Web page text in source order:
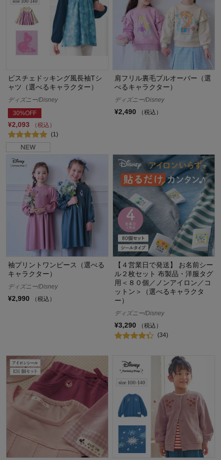
ビスチェドッキング風長袖Tシ
ャツ（選べるキャラクター）
ディズニー/Disney
30%OFF
¥2,093
（税込）
(1)
肩フリル裏毛プルオーバー（選
べるキャラクター）
ディズニー/Disney
¥2,490 （税込）
袖プリントワンピース（選べる
キャラクター）
ディズニー/Disney
¥2,990 （税込）
【４営業日で発送】 お名前シー
ル２枚セット 布製品・洋服タグ
用＜８０個／ノンアイロン／コ
ットン＞（選べるキャラクタ
ー）
ディズニー/Disney
¥3,290
（税込）
(34)